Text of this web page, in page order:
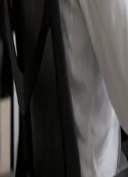
disponibles para
Reservar cita
Atención
experiencia en
Colegiados
en Spain.